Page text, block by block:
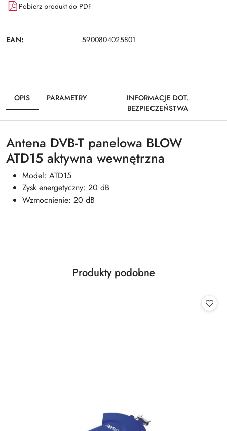
Pobierz produkt do PDF
EAN: 5900804025801
OPIS PARAMETRY
INFORMACJE DOT.
BEZPIECZEŃSTWA
Antena DVB-T panelowa BLOW
ATD15 aktywna wewnętrzna
Model: ATD15
Zysk energetyczny: 20 dB
Wzmocnienie: 20 dB
Pomiń karuzelę produktów
Produkty
Produkty podobne